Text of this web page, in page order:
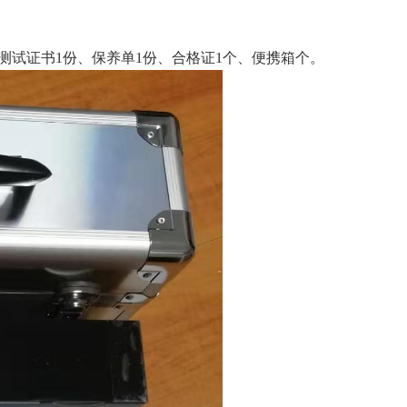
证书1份、保养单1份、合格证1个、便携箱个。